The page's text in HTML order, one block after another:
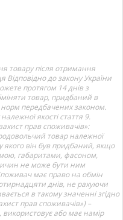
товару після отримання
Відповідно до закону України
протягом 14 днів з
товар, придбаний в
норм передбачених законом.
якості стаття 9.
прав споживачів»:
товар належної
якого він був придбаний, якщо
габаритами, фасоном,
не може бути ним
має право на обмін
днів, не рахуючи
в такому значенні згідно
прав споживачів») –
використовує або має намір